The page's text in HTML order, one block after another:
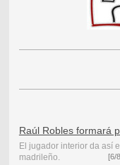
Raúl Robles formará
El jugador interior da así
madrileño.
[6/